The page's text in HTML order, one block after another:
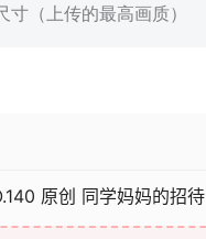
寸（上传的最高画质）
原创 同学妈妈的招待